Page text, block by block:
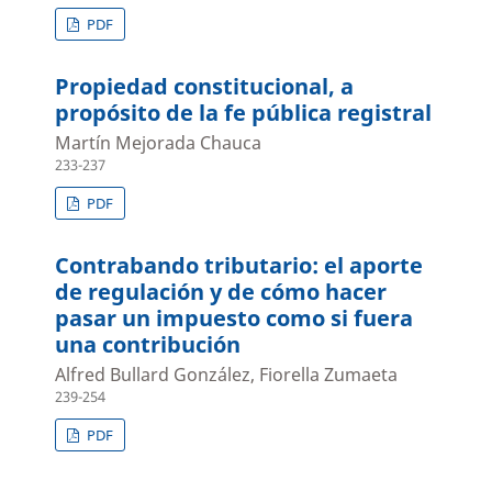
PDF
Propiedad constitucional, a
propósito de la fe pública registral
Martín Mejorada Chauca
233-237
PDF
Contrabando tributario: el aporte
de regulación y de cómo hacer
pasar un impuesto como si fuera
una contribución
Alfred Bullard González, Fiorella Zumaeta
239-254
PDF